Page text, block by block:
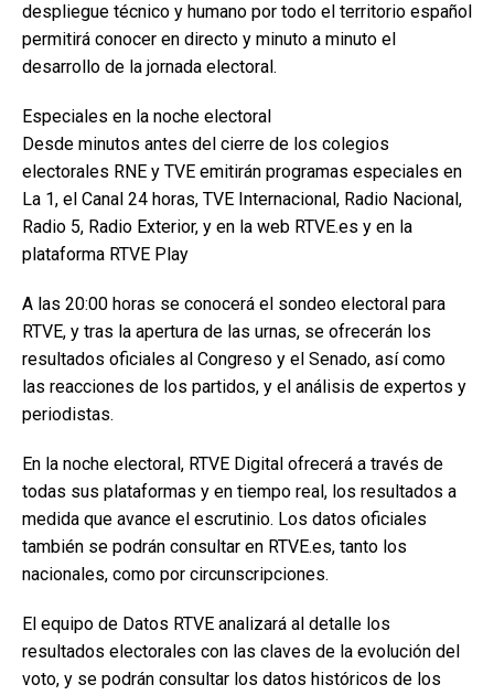
despliegue técnico y humano por todo el territorio español
permitirá conocer en directo y minuto a minuto el
desarrollo de la jornada electoral.
Especiales en la noche electoral
Desde minutos antes del cierre de los colegios
electorales RNE y TVE emitirán programas especiales en
La 1, el Canal 24 horas, TVE Internacional, Radio Nacional,
Radio 5, Radio Exterior, y en la web RTVE.es y en la
plataforma RTVE Play
A las 20:00 horas se conocerá el sondeo electoral para
RTVE, y tras la apertura de las urnas, se ofrecerán los
resultados oficiales al Congreso y el Senado, así como
las reacciones de los partidos, y el análisis de expertos y
periodistas.
En la noche electoral, RTVE Digital ofrecerá a través de
todas sus plataformas y en tiempo real, los resultados a
medida que avance el escrutinio. Los datos oficiales
también se podrán consultar en RTVE.es, tanto los
nacionales, como por circunscripciones.
El equipo de Datos RTVE analizará al detalle los
resultados electorales con las claves de la evolución del
voto, y se podrán consultar los datos históricos de los